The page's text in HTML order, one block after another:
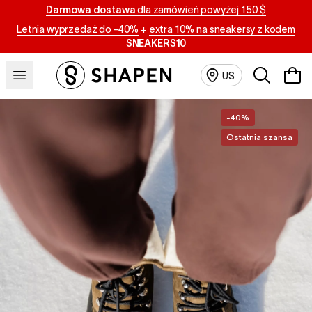
Darmowa dostawadla zamówień powyżej 150 $
Letnia wyprzedaż do -40% + extra 10% na sneakersy z kodem
SNEAKERS10
US Szukaj
-40%
Ostatnia szansa